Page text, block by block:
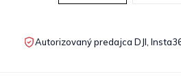
Autorizovaný predajca DJI,